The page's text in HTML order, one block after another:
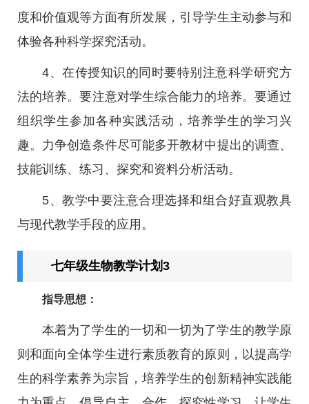
度和价值观等方面有所发展，引导学生主动参与和
体验各种科学探究活动。
4、在传授知识的同时要特别注意科学研究方
法的培养。要注意对学生综合能力的培养。要通过
组织学生参加各种实践活动，培养学生的学习兴
趣。力争创造条件尽可能多开教材中提出的调查、
技能训练、练习、探究和资料分析活动。
5、教学中要注意合理选择和组合好直观教具
与现代教学手段的应用。
七年级生物教学计划3
指导思想：
本着为了学生的一切和一切为了学生的教学原
则和面向全体学生进行素质教育的原则，以提高学
生的科学素养为宗旨，培养学生的创新精神实践能